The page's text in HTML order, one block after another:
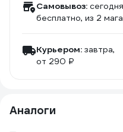
Самовывоз:
бесплатно, из 2
Курьером: завтра,
от 290 ₽
Аналоги